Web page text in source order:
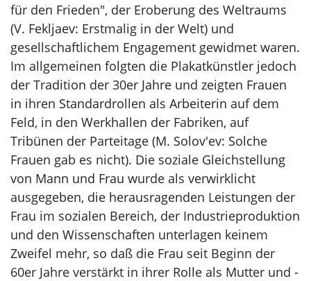
für den Frieden", der Eroberung des Weltraums
(V. Fekljaev: Erstmalig in der Welt) und
gesellschaftlichem Engagement gewidmet waren.
Im allgemeinen folgten die Plakatkünstler jedoch
der Tradition der 30er Jahre und zeigten Frauen
in ihren Standardrollen als Arbeiterin auf dem
Feld, in den Werkhallen der Fabriken, auf
Tribünen der Parteitage (M. Solov'ev: Solche
Frauen gab es nicht). Die soziale Gleichstellung
von Mann und Frau wurde als verwirklicht
ausgegeben, die herausragenden Leistungen der
Frau im sozialen Bereich, der Industrieproduktion
und den Wissenschaften unterlagen keinem
Zweifel mehr, so daß die Frau seit Beginn der
60er Jahre verstärkt in ihrer Rolle als Mutter und -